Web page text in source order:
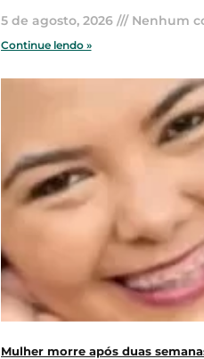
5 de agosto, 2026 Nenhum
Continue lendo »
Mulher morre após duas